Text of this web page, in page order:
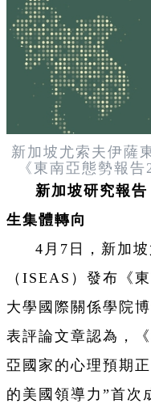
新加坡尤索夫伊薩
《東南亞態勢報
新加坡研究報
生集體轉向
4月7日，新加
（ISEAS）發布《
大學國際關係學院
表評論文章認為，
亞國家的心理預期
的美國領導力”首次